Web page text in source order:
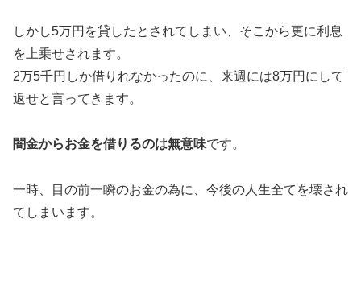
しかし5万円を貸したとされてしまい、そこから更に利息
を上乗せされます。
2万5千円しか借りれなかったのに、来週には8万円にして
返せと言ってきます。
闇金からお金を借りるのは無意味です。
一時、目の前一瞬のお金の為に、今後の人生全てを壊され
てしまいます。